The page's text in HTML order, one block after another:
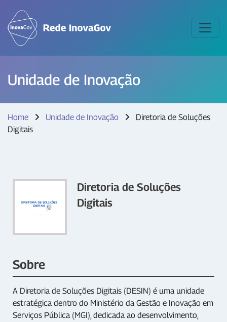
Unidade de Inovação
Home Unidade de Inovação
Diretoria de Soluções
Digitais
Diretoria de Soluções
Digitais
Sobre
A Diretoria de Soluções Digitais (DESIN) é uma unidade
estratégica dentro do Ministério da Gestão e Inovação em
Serviços Pública (MGI), dedicada ao desenvolvimento,